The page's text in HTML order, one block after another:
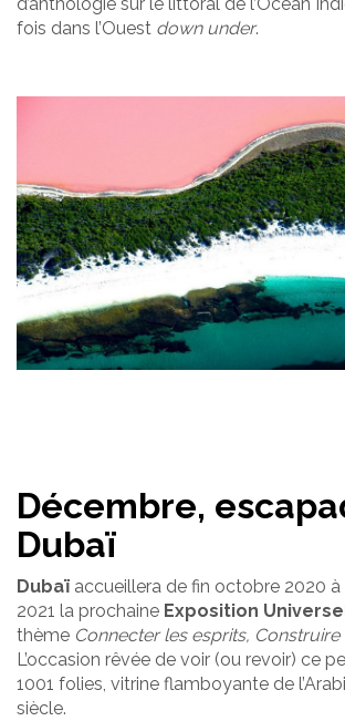
fois dans l’Ouest down under.
Décembre,
Dubaï
Dubaï accueillera de fin octobre 2020
2021 la prochaine Exposition
thème Connecter les esprits,
L’occasion rêvée de voir (ou revoir) ce
1001 folies, vitrine flamboyante de
siècle.